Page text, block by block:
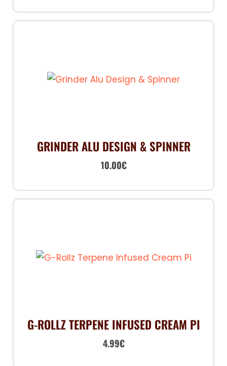
GRINDER ALU DESIGN & SPINNER
10.00€
G-ROLLZ TERPENE INFUSED CREAM PI
4.99€